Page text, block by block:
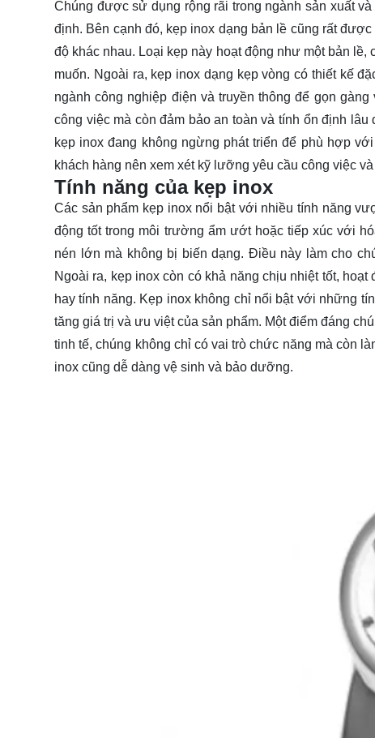
Chúng được sử dụng rộng rãi trong ngành sản xuất
định. Bên cạnh đó, kẹp inox dạng bản lề cũng rất
độ khác nhau. Loại kẹp này hoạt động như một bản
muốn. Ngoài ra, kẹp inox dạng kẹp vòng có thiết kế
ngành công nghiệp điện và truyền thông để gọn
công việc mà còn đảm bảo an toàn và tính ổn định
kẹp inox đang không ngừng phát triển để phù hợp
khách hàng nên xem xét kỹ lưỡng yêu cầu công việc
Tính năng của kẹp inox
Các sản phẩm kẹp inox nổi bật với nhiều tính năng
động tốt trong môi trường ẩm ướt hoặc tiếp xúc với
nén lớn mà không bị biến dạng. Điều này làm cho
Ngoài ra, kẹp inox còn có khả năng chịu nhiệt tốt,
hay tính năng. Kẹp inox không chỉ nổi bật với những
tăng giá trị và ưu việt của sản phẩm. Một điểm đáng
tinh tế, chúng không chỉ có vai trò chức năng mà còn
inox cũng dễ dàng vệ sinh và bảo dưỡng.